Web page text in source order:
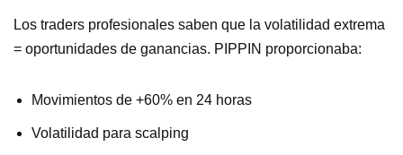
Los traders profesionales saben que la volatilidad extrema
= oportunidades de ganancias. PIPPIN proporcionaba:
Movimientos de +60% en 24 horas
Volatilidad para scalping